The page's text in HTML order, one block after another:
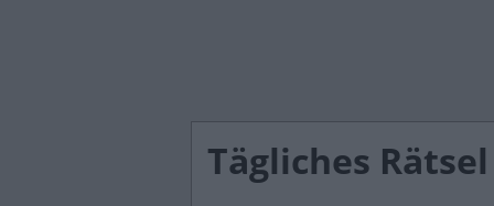
Tägliches